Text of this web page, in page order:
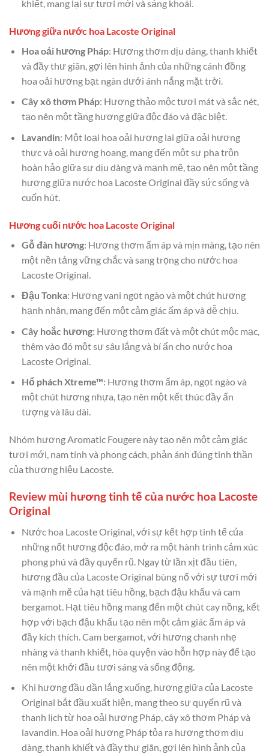
khiết, mang lại sự tươi mới và sảng khoái.
Hương giữa nước hoa Lacoste Original
Hoa oải hương Pháp: Hương thơm dịu dàng, thanh khiết
và đầy thư giãn, gợi lên hình ảnh của những cánh đồng
hoa oải hương bạt ngàn dưới ánh nắng mặt trời.
Cây xô thơm Pháp: Hương thảo mộc tươi mát và sắc nét,
tạo nên một tầng hương giữa độc đáo và đặc biệt.
Lavandin: Một loại hoa oải hương lai giữa oải hương
thực và oải hương hoang, mang đến một sự pha trộn
hoàn hảo giữa sự dịu dàng và mạnh mẽ, tạo nên một tầng
hương giữa nước hoa Lacoste Original đầy sức sống và
cuốn hút.
Hương cuối nước hoa Lacoste Original
Gỗ đàn hương: Hương thơm ấm áp và mịn màng, tạo nên
một nền tảng vững chắc và sang trọng cho nước hoa
Lacoste Original.
Đậu Tonka: Hương vani ngọt ngào và một chút hương
hạnh nhân, mang đến một cảm giác ấm áp và dễ chịu.
Cây hoắc hương: Hương thơm đất và một chút mộc mạc,
thêm vào đó một sự sâu lắng và bí ẩn cho nước hoa
Lacoste Original.
Hổ phách Xtreme™: Hương thơm ấm áp, ngọt ngào và
một chút hương nhựa, tạo nên một kết thúc đầy ấn
tượng và lâu dài.
Nhóm hương Aromatic Fougere này tạo nên một cảm giác
tươi mới, nam tính và phong cách, phản ánh đúng tinh thần
của thương hiệu Lacoste.
Review mùi hương tinh tế của nước hoa Lacoste
Original
Nước hoa Lacoste Original, với sự kết hợp tinh tế của
những nốt hương độc đáo, mở ra một hành trình cảm xúc
phong phú và đầy quyến rũ. Ngay từ lần xịt đầu tiên,
hương đầu của Lacoste Original bùng nổ với sự tươi mới
và mạnh mẽ của hạt tiêu hồng, bạch đậu khấu và cam
bergamot. Hạt tiêu hồng mang đến một chút cay nồng, kết
hợp với bạch đậu khấu tạo nên một cảm giác ấm áp và
đầy kích thích. Cam bergamot, với hương chanh nhẹ
nhàng và thanh khiết, hòa quyện vào hỗn hợp này để tạo
nên một khởi đầu tươi sáng và sống động.
Khi hương đầu dần lắng xuống, hương giữa của Lacoste
Original bắt đầu xuất hiện, mang theo sự quyến rũ và
thanh lịch từ hoa oải hương Pháp, cây xô thơm Pháp và
lavandin. Hoa oải hương Pháp tỏa ra hương thơm dịu
dàng, thanh khiết và đầy thư giãn, gợi lên hình ảnh của